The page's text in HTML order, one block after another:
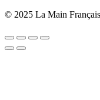
© 2025 La Main